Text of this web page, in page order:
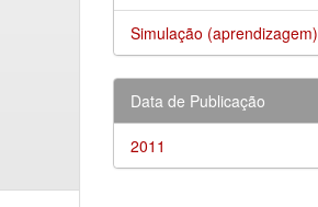
Simulação (aprendizagem)
Data de Publicação
2011